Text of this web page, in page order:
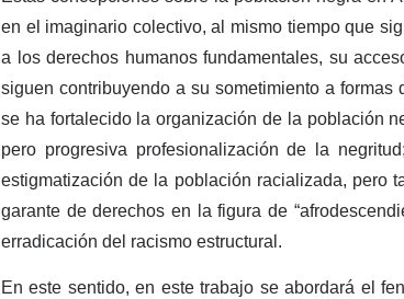
en el imaginario colectivo, al mismo tiempo que
a los derechos humanos fundamentales, su
siguen contribuyendo a su sometimiento a
se ha fortalecido la organización de la población
pero progresiva profesionalización de la
estigmatización de la población racializada, pero
garante de derechos en la figura de
erradicación del racismo estructural.
En este sentido, en este trabajo se abordará el